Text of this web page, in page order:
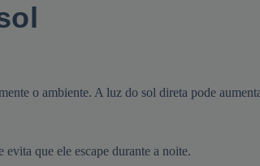
o ambiente. A luz do sol direta pode
que ele escape durante a noite.